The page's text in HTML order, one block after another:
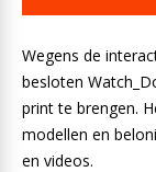
Wegens de
besloten
print te brengen.
modellen en
en videos.